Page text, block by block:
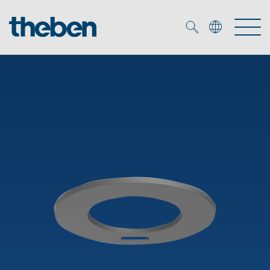
DALI
Aanwezigheids- en bewegingsmelders
OEM-oplossingen
OEM-experts
Referenties
Tijd- en lichtregeling
DALI-2 lichtregeling